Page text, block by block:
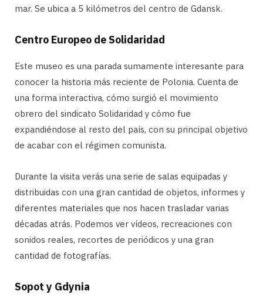
mar. Se ubica a 5 kilómetros del centro de Gdansk.
Centro Europeo de Solidaridad
Este museo es una parada sumamente interesante para
conocer la historia más reciente de Polonia. Cuenta de
una forma interactiva, cómo surgió el movimiento
obrero del sindicato Solidaridad y cómo fue
expandiéndose al resto del país, con su principal objetivo
de acabar con el régimen comunista.
Durante la visita verás una serie de salas equipadas y
distribuidas con una gran cantidad de objetos, informes y
diferentes materiales que nos hacen trasladar varias
décadas atrás. Podemos ver vídeos, recreaciones con
sonidos reales, recortes de periódicos y una gran
cantidad de fotografías.
Sopot y Gdynia